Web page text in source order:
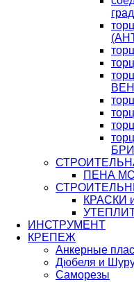
ПЕНА
КРАСКИ
ИНСТРУМЕНТ
КРЕПЕЖ
Анкерные
Дюбеля и
Саморезы